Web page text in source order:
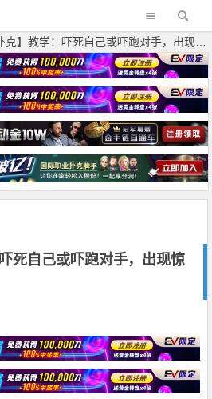
】教学：吓死自己或吓跑对手，出现惊悚牌你会怎么打？
死自己或吓跑对手，出现惊